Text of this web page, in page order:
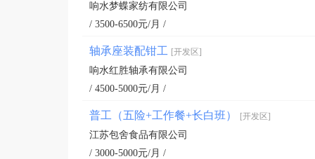
响水梦蝶家纺有限公司
/ 3500-6500元/月 /
轴承座装配钳工 [开发区]
响水红胜轴承有限公司
/ 4500-5000元/月 /
普工（五险+工作餐+长白班） [开发区]
江苏包舍食品有限公司
/ 3000-5000元/月 /